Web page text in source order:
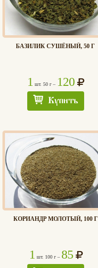
БАЗИЛИК СУШЁНЫЙ, 50 Г
1 шт. 50 г – 120
Купить
КОРИАНДР МОЛОТЫЙ, 100 Г
1 шт. 100 г – 85